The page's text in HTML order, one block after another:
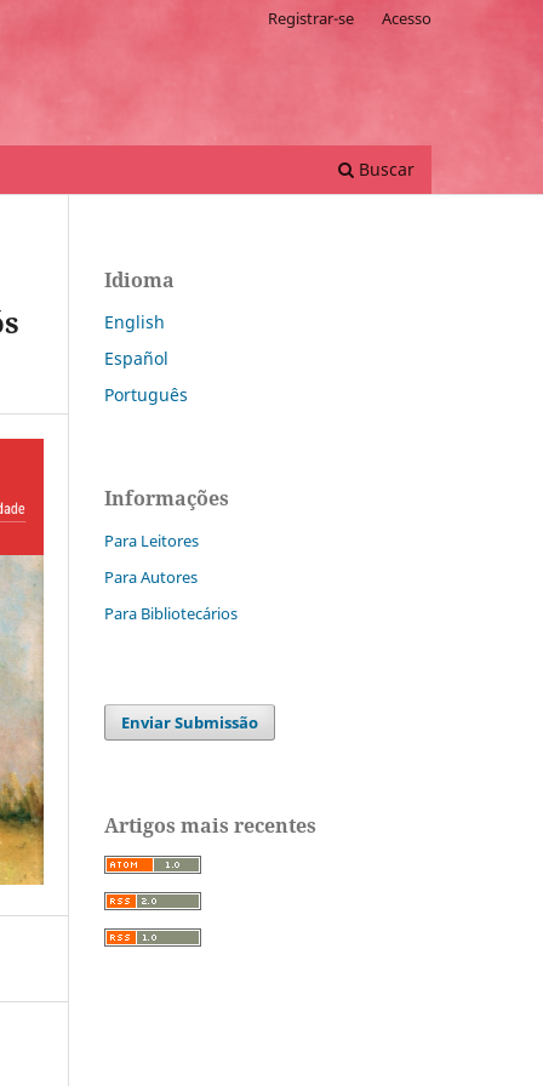
Buscar
Registrar-se Acesso
Idioma
English
Español
Português
Informações
Para Leitores
Para Autores
Para Bibliotecários
Enviar Submissão
Artigos mais recentes